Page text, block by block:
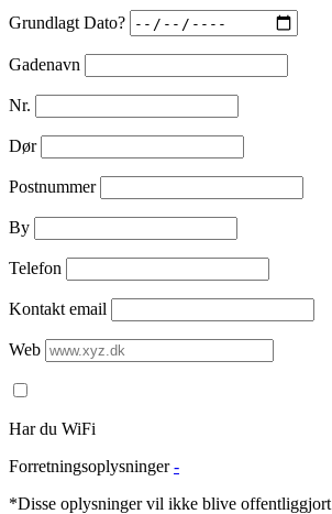
Grundlagt Dato?
Gadenavn
Nr.
Dør
Postnummer
By
Telefon
Kontakt email
Web
Har du WiFi
Forretningsoplysninger -
*Disse oplysninger vil ikke blive offentliggjort